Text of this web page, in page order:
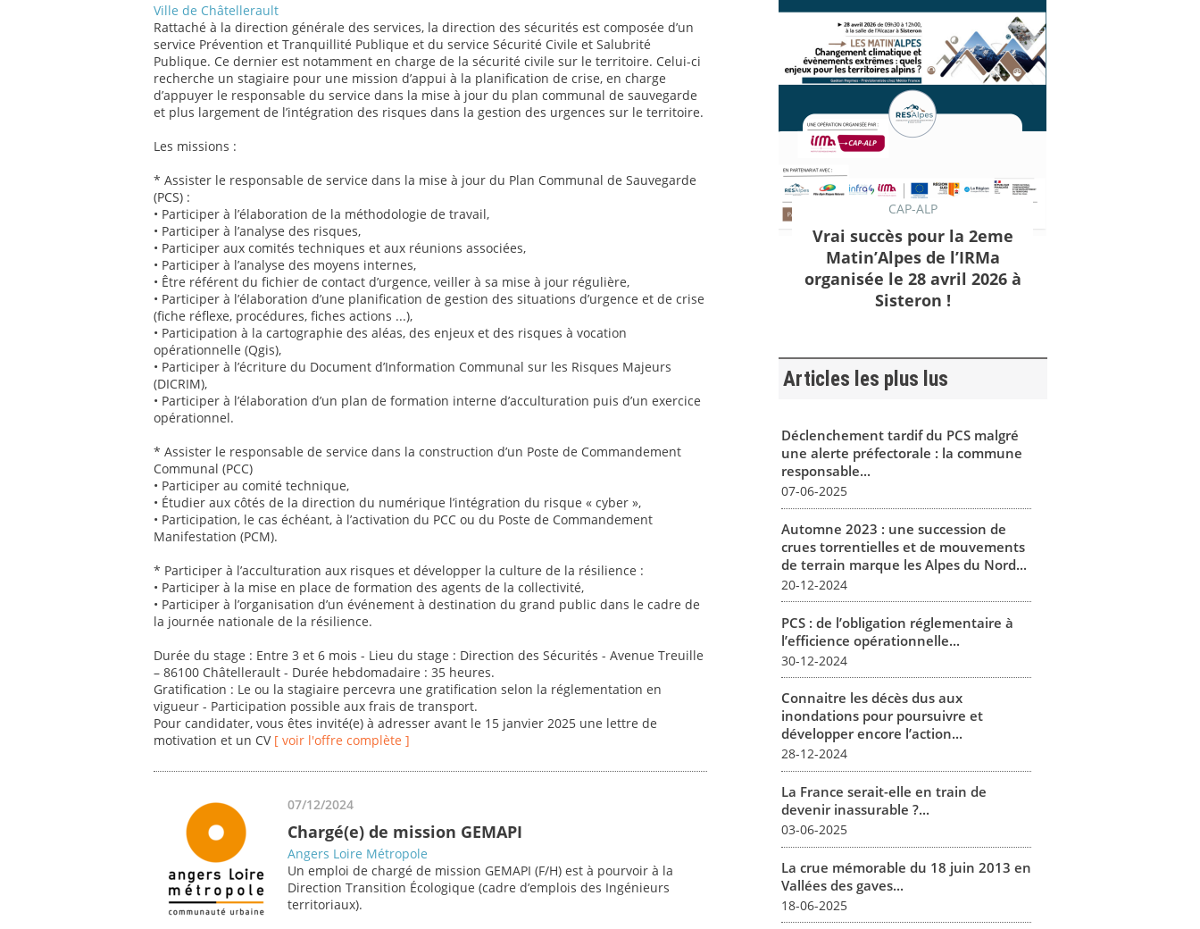
Ville de Châtellerault
Rattaché à la direction générale des services, la direction des sécurités est composée d’un
service Prévention et Tranquillité Publique et du service Sécurité Civile et Salubrité
Publique. Ce dernier est notamment en charge de la sécurité civile sur le territoire. Celui-ci
recherche un stagiaire pour une mission d’appui à la planification de crise, en charge
d’appuyer le responsable du service dans la mise à jour du plan communal de sauvegarde
et plus largement de l’intégration des risques dans la gestion des urgences sur le territoire.
Les missions :
* Assister le responsable de service dans la mise à jour du Plan Communal de Sauvegarde
(PCS) :
• Participer à l’élaboration de la méthodologie de travail,
• Participer à l’analyse des risques,
• Participer aux comités techniques et aux réunions associées,
• Participer à l’analyse des moyens internes,
• Être référent du fichier de contact d’urgence, veiller à sa mise à jour régulière,
• Participer à l’élaboration d’une planification de gestion des situations d’urgence et de crise
(fiche réflexe, procédures, fiches actions ...),
• Participation à la cartographie des aléas, des enjeux et des risques à vocation
opérationnelle (Qgis),
• Participer à l’écriture du Document d’Information Communal sur les Risques Majeurs
(DICRIM),
• Participer à l’élaboration d’un plan de formation interne d’acculturation puis d’un exercice
opérationnel.
* Assister le responsable de service dans la construction d’un Poste de Commandement
Communal (PCC)
• Participer au comité technique,
• Étudier aux côtés de la direction du numérique l’intégration du risque « cyber »,
• Participation, le cas échéant, à l’activation du PCC ou du Poste de Commandement
Manifestation (PCM).
* Participer à l’acculturation aux risques et développer la culture de la résilience :
• Participer à la mise en place de formation des agents de la collectivité,
• Participer à l’organisation d’un événement à destination du grand public dans le cadre de
la journée nationale de la résilience.
Durée du stage : Entre 3 et 6 mois - Lieu du stage : Direction des Sécurités - Avenue Treuille
– 86100 Châtellerault - Durée hebdomadaire : 35 heures.
Gratification : Le ou la stagiaire percevra une gratification selon la réglementation en
vigueur - Participation possible aux frais de transport.
Pour candidater, vous êtes invité(e) à adresser avant le 15 janvier 2025 une lettre de
motivation et un CV [ voir l'offre complète ]
07/12/2024
Chargé(e) de mission GEMAPI
Angers Loire Métropole
Un emploi de chargé de mission GEMAPI (F/H) est à pourvoir à la
Direction Transition Écologique (cadre d’emplois des Ingénieurs
territoriaux).
CAP-ALP
Vrai succès pour la 2eme
Matin’Alpes de l’IRMa
organisée le 28 avril 2026 à
Sisteron !
Articles les plus lus
Déclenchement tardif du PCS malgré
une alerte préfectorale : la commune
responsable...
07-06-2025
Automne 2023 : une succession de
crues torrentielles et de mouvements
de terrain marque les Alpes du Nord...
20-12-2024
PCS : de l’obligation réglementaire à
l’efficience opérationnelle...
30-12-2024
Connaitre les décès dus aux
inondations pour poursuivre et
développer encore l’action...
28-12-2024
La France serait-elle en train de
devenir inassurable ?...
03-06-2025
La crue mémorable du 18 juin 2013 en
Vallées des gaves...
18-06-2025